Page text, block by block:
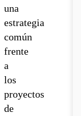
una
estrategia
común
frente
a
los
proyectos
de